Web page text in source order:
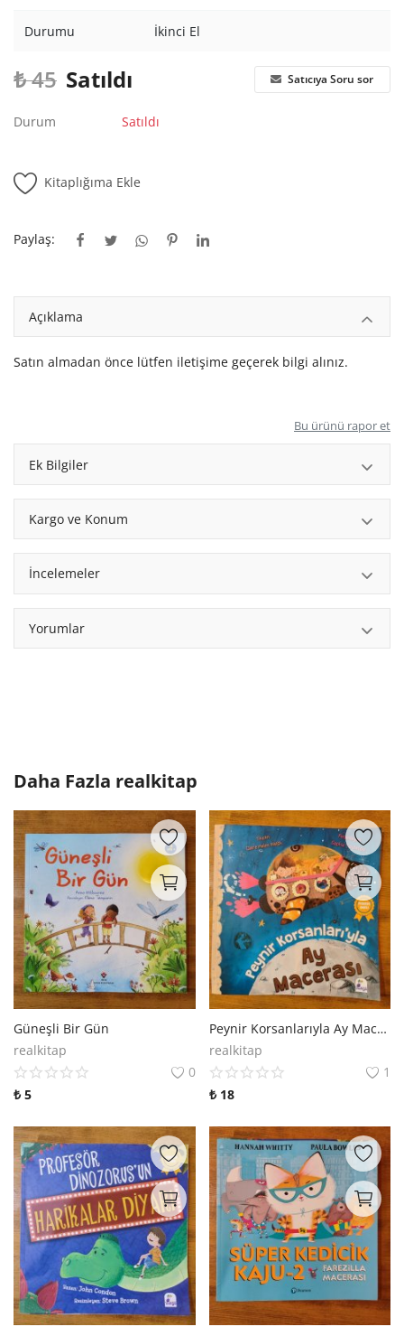
Diğer
Kitaplığım
Destek Merkezi
İletişim
TRY (₺)
Durumu İkinci El
₺45 Satıldı Satıcıya Soru sor
Durum Satıldı
Kitaplığıma Ekle
Paylaş:
Açıklama
Satın almadan önce lütfen iletişime geçerek bilgi alınız.
Bu ürünü rapor et
Ek Bilgiler
Kargo ve Konum
İncelemeler
Yorumlar
Daha Fazla realkitap
Güneşli Bir Gün
realkitap
0
₺ 5
Peynir Korsanlarıyla Ay Macerası
realkitap
1
₺18